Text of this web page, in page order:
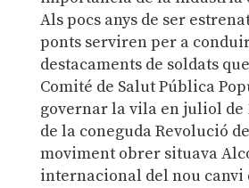
Als pocs anys de ser
ponts serviren per a
destacaments de soldats
Comité de Salut Pública
governar la vila en juliol de
de la coneguda Revolució
moviment obrer situava
internacional del nou canvi